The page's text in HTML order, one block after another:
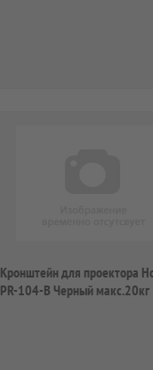
Кронштейн для проектора
PR-104-B Черный макс.20кг